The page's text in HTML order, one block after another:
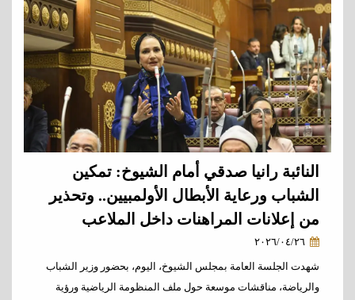
النائبة رانيا صدقي أمام الشيوخ: تمكين
الشباب ورعاية الأبطال الأولمبيين.. وتحذير
من إعلانات المراهنات داخل الملاعب
شهدت الجلسة العامة بمجلس الشيوخ، اليوم، بحضور وزير الشباب
والرياضة، مناقشات موسعة حول ملف المنظومة الرياضية ورؤية